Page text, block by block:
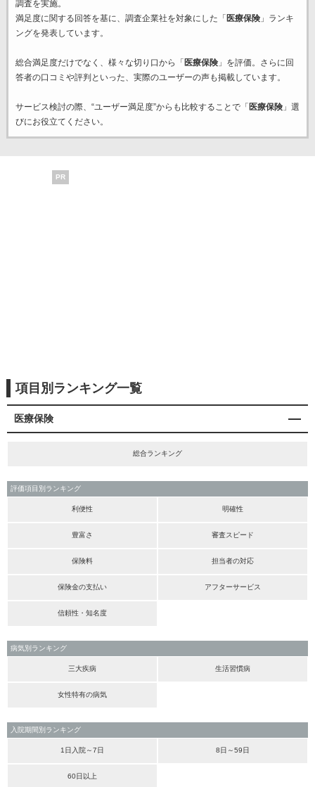
調査を実施。
満足度に関する回答を基に、調査企業社を対象にした「 医療保険」ランキ
ングを発表しています。
総合満足度だけでなく、様々な切り口から「 医療保険」を評価。さらに回
答者の口コミや評判といった、実際のユーザーの声も掲載しています。
サービス検討の際、“ユーザー満足度”からも比較することで「 医療保険」選
びにお役立てください。
PR
項目別ランキング一覧
医療保険
総合ランキング
評価項目別ランキング
利便性 明確性
豊富さ 審査スピード
保険料 担当者の対応
保険金の支払い アフターサービス
信頼性・知名度
病気別ランキング
三大疾病 生活習慣病
女性特有の病気
入院期間別ランキング
1日入院～7日 8日～59日
60日以上